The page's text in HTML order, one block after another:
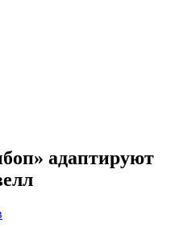
адаптируют